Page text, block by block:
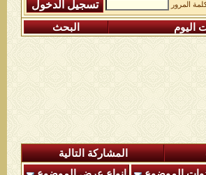
المرور
اليوم البحث
المشاركة التالية